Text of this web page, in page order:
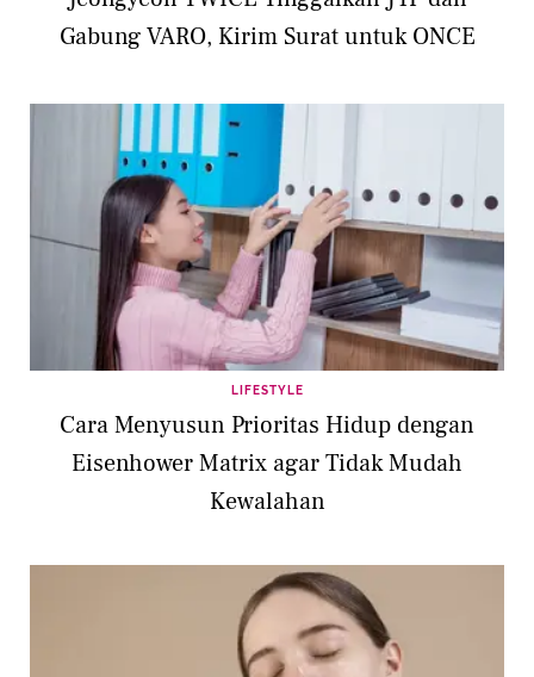
Gabung VARO, Kirim Surat untuk ONCE
LIFESTYLE
Cara Menyusun Prioritas Hidup dengan
Eisenhower Matrix agar Tidak Mudah
Kewalahan